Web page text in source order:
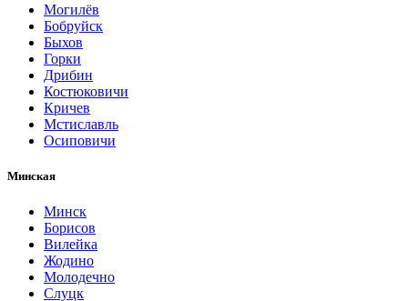
Могилёв
Бобруйск
Быхов
Горки
Дрибин
Костюковичи
Кричев
Мстиславль
Осиповичи
Минская
Минск
Борисов
Вилейка
Жодино
Молодечно
Слуцк